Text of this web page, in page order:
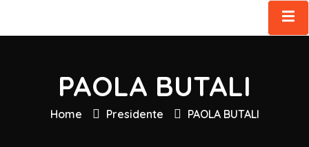
Fondazione
Contatti
PAOLA BUTALI
Home Presidente PAOLA BUTALI